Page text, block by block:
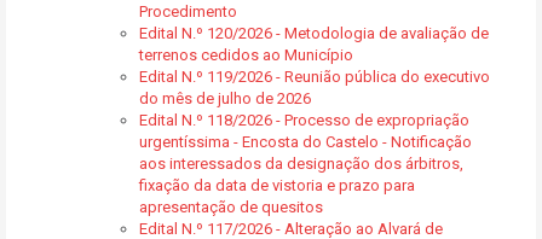
Procedimento
Edital N.º 120/2026 - Metodologia de avaliação de
terrenos cedidos ao Município
Edital N.º 119/2026 - Reunião pública do executivo
do mês de julho de 2026
Edital N.º 118/2026 - Processo de expropriação
urgentíssima - Encosta do Castelo - Notificação
aos interessados da designação dos árbitros,
fixação da data de vistoria e prazo para
apresentação de quesitos
Edital N.º 117/2026 - Alteração ao Alvará de